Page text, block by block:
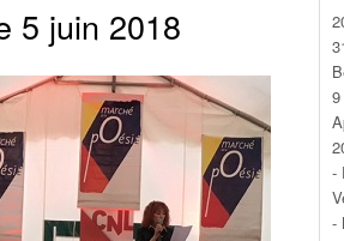
5 juin 2018
-
-